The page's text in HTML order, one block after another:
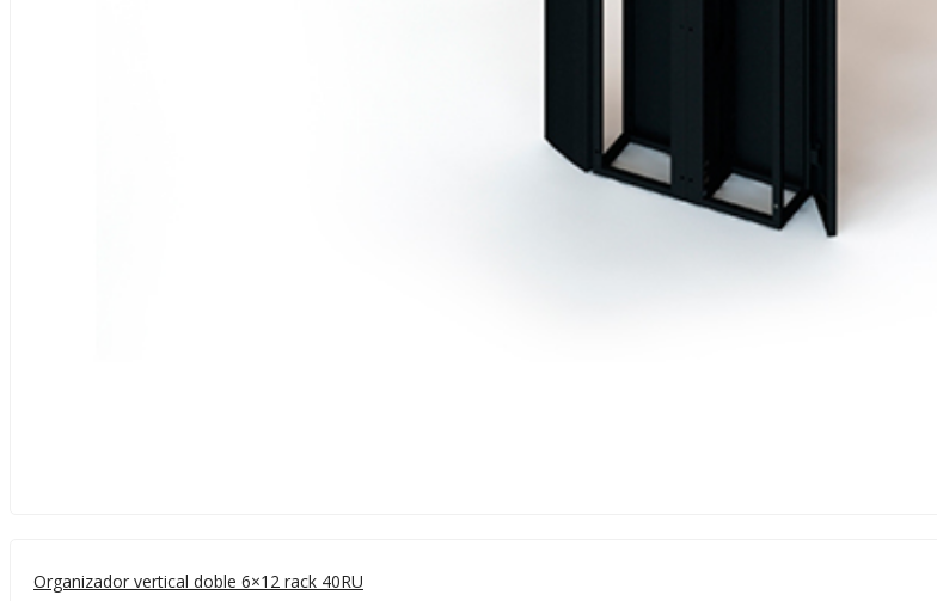
Organizador vertical doble 6×12 rack 40RU